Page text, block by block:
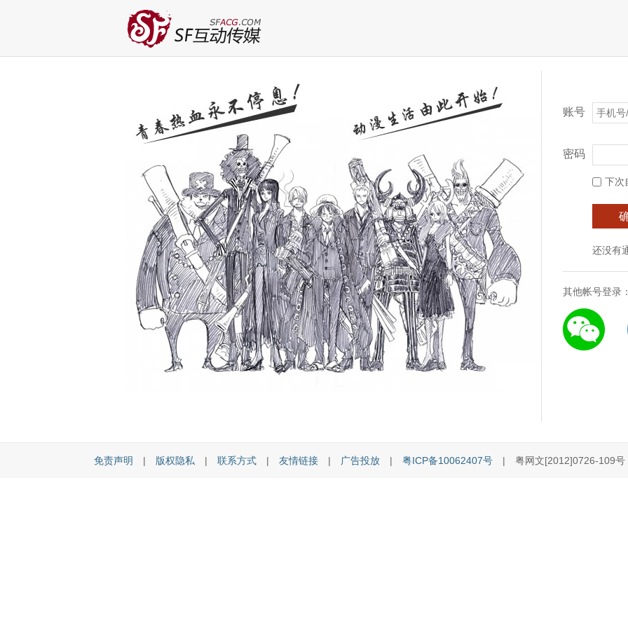
账号
密码
下次
还没有
其他帐号登录
免责声明 | 版权隐私 | 联系方式| 友情链接| 广告投放| 粤ICP备10062407号| 粤网文[2012]0726-109号